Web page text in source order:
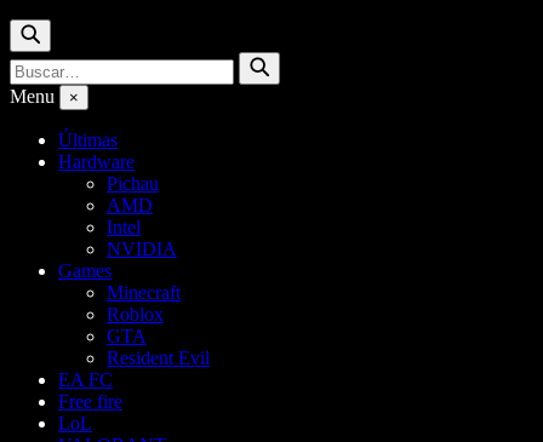
Buscar
Buscar
por:
Buscar
Menu ×
Últimas
Hardware
Pichau
AMD
Intel
NVIDIA
Games
Minecraft
Roblox
GTA
Resident Evil
EA FC
Free fire
LoL